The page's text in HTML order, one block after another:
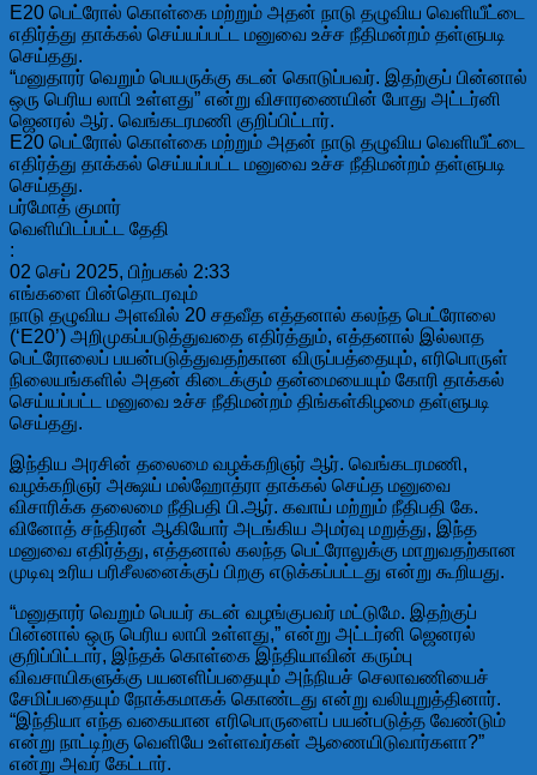
E20 பெட்ரோல் கொள்கை மற்றும் அதன் நாடு தழுவிய வெளியீட்டை
எதிர்த்து தாக்கல் செய்யப்பட்ட மனுவை உச்ச நீதிமன்றம் தள்ளுபடி
செய்தது.
“மனுதாரர் வெறும் பெயருக்கு கடன் கொடுப்பவர். இதற்குப் பின்னால்
ஒரு பெரிய லாபி உள்ளது” என்று விசாரணையின் போது அட்டர்னி
ஜெனரல் ஆர். வெங்கடரமணி குறிப்பிட்டார்.
E20 பெட்ரோல் கொள்கை மற்றும் அதன் நாடு தழுவிய வெளியீட்டை
எதிர்த்து தாக்கல் செய்யப்பட்ட மனுவை உச்ச நீதிமன்றம் தள்ளுபடி
செய்தது.
பர்மோத் குமார்
வெளியிடப்பட்ட தேதி
:
02 செப் 2025, பிற்பகல் 2:33
எங்களை பின்தொடரவும்
நாடு தழுவிய அளவில் 20 சதவீத எத்தனால் கலந்த பெட்ரோலை
(‘E20’) அறிமுகப்படுத்துவதை எதிர்த்தும், எத்தனால் இல்லாத
பெட்ரோலைப் பயன்படுத்துவதற்கான விருப்பத்தையும், எரிபொருள்
நிலையங்களில் அதன் கிடைக்கும் தன்மையையும் கோரி தாக்கல்
செய்யப்பட்ட மனுவை உச்ச நீதிமன்றம் திங்கள்கிழமை தள்ளுபடி
செய்தது.
இந்திய அரசின் தலைமை வழக்கறிஞர் ஆர். வெங்கடரமணி,
வழக்கறிஞர் அக்ஷய் மல்ஹோத்ரா தாக்கல் செய்த மனுவை
விசாரிக்க தலைமை நீதிபதி பி.ஆர். கவாய் மற்றும் நீதிபதி கே.
வினோத் சந்திரன் ஆகியோர் அடங்கிய அமர்வு மறுத்து, இந்த
மனுவை எதிர்த்து, எத்தனால் கலந்த பெட்ரோலுக்கு மாறுவதற்கான
முடிவு உரிய பரிசீலனைக்குப் பிறகு எடுக்கப்பட்டது என்று கூறியது.
“மனுதாரர் வெறும் பெயர் கடன் வழங்குபவர் மட்டுமே. இதற்குப்
பின்னால் ஒரு பெரிய லாபி உள்ளது,” என்று அட்டர்னி ஜெனரல்
குறிப்பிட்டார், இந்தக் கொள்கை இந்தியாவின் கரும்பு
விவசாயிகளுக்கு பயனளிப்பதையும் அந்நியச் செலாவணியைச்
சேமிப்பதையும் நோக்கமாகக் கொண்டது என்று வலியுறுத்தினார்.
“இந்தியா எந்த வகையான எரிபொருளைப் பயன்படுத்த வேண்டும்
என்று நாட்டிற்கு வெளியே உள்ளவர்கள் ஆணையிடுவார்களா?”
என்று அவர் கேட்டார்.